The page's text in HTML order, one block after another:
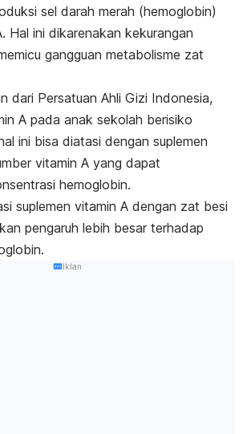
sel darah merah (hemoglobin)
Hal ini dikarenakan kekurangan
gangguan metabolisme zat
dari Persatuan Ahli Gizi Indonesia,
A pada anak sekolah berisiko
ini bisa diatasi dengan suplemen
vitamin A yang dapat
hemoglobin.
suplemen vitamin A dengan zat besi
pengaruh lebih besar terhadap
Iklan